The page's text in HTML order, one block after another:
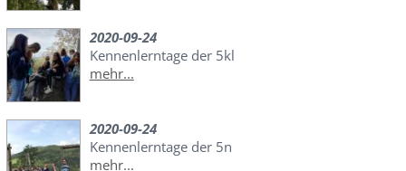
2020-09-24
Kennenlerntage der 5kl
mehr...
2020-09-24
Kennenlerntage der 5n
mehr...